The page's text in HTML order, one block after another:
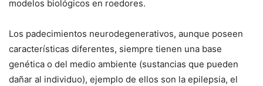
modelos biológicos en roedores.
Los padecimientos neurodegenerativos, aunque poseen
características diferentes, siempre tienen una base
genética o del medio ambiente (sustancias que pueden
dañar al individuo), ejemplo de ellos son la epilepsia, el